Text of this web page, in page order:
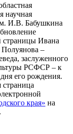
научная
И.В. Бабушкина
страницы Ивана
–
заслуженного
РСФСР – к
его рождения.
страница
края» на
.